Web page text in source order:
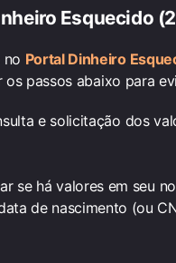
Esquecido
no Portal Dinheiro
passos abaixo para
e solicitação dos
se há valores em seu
de nascimento (ou